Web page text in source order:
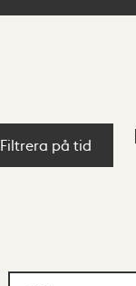
Filtrera på tid